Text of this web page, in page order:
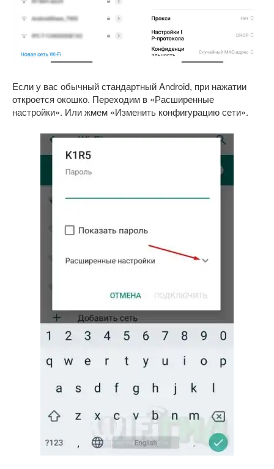
Если у вас обычный стандартный Android, при нажатии
откроется окошко. Переходим в «Расширенные
настройки». Или жмем «Изменить конфигурацию сети».